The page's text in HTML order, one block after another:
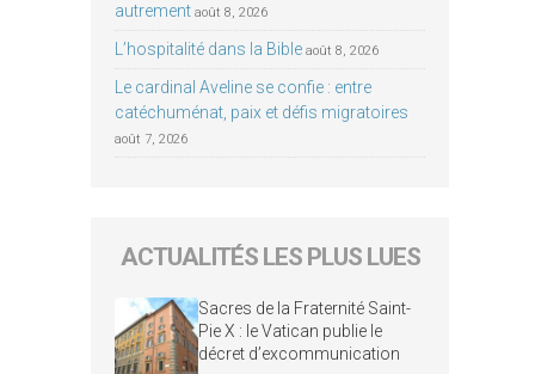
autrement août 8, 2026
L’hospitalité dans la Bible août 8, 2026
Le cardinal Aveline se confie : entre
catéchuménat, paix et défis migratoires
août 7, 2026
ACTUALITÉS LES PLUS LUES
Sacres de la Fraternité Saint-
Pie X : le Vatican publie le
décret d’excommunication